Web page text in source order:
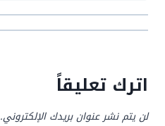
اترك تعليقاً
لن يتم نشر عنوان بريدك الإلكتروني.